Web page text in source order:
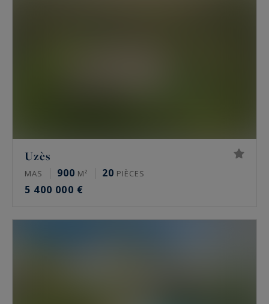
Uzès
MAS 900 M² 20 PIÈCES
5 400 000 €